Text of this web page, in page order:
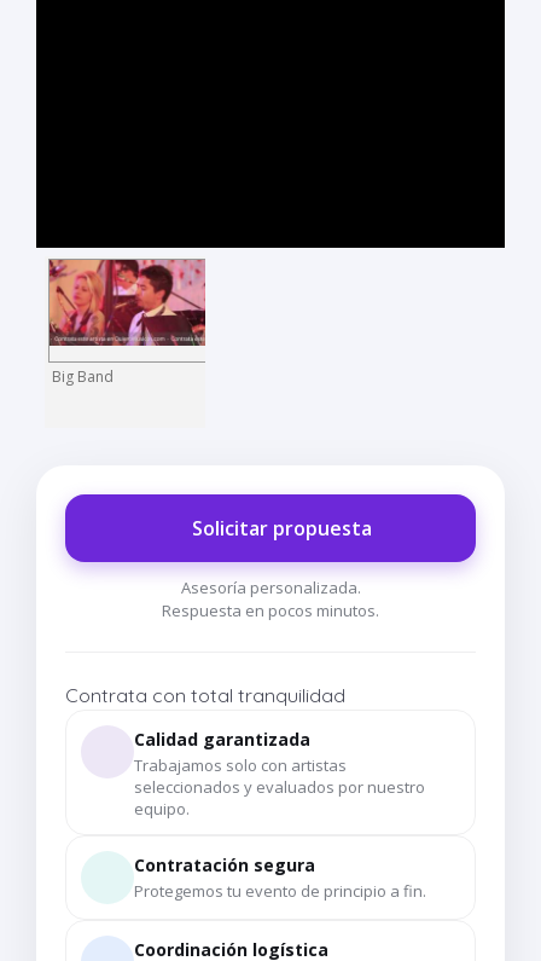
Big Band
Solicitar propuesta
Asesoría personalizada.
Respuesta en pocos minutos.
Contrata con total tranquilidad
Calidad garantizada
Trabajamos solo con artistas
seleccionados y evaluados por nuestro
equipo.
Contratación segura
Protegemos tu evento de principio a fin.
Coordinación logística